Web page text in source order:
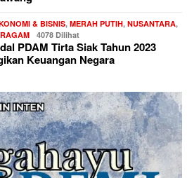
& BISNIS, MERAH PUTIH, NUSANTARA,
RAGAM 4078 Dilihat
PDAM Tirta Siak Tahun 2023
Keuangan Negara